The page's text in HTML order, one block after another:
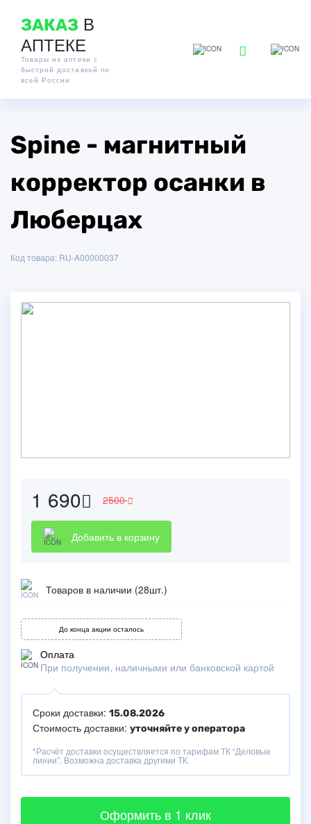
ЗАКАЗ В
АПТЕКЕ
Товары из аптеки с
быстрой доставкой по
всей России
Spine - магнитный
корректор осанки в
Люберцах
Код товара: RU-A00000037
1 690 2500
Добавить в корзину
Товаров в наличии (28шт.)
До конца акции осталось
Оплата
При получении, наличными или банковской картой
Сроки доставки: 15.08.2026
Стоимость доставки: уточняйте у оператора
*Расчёт доставки осуществляется по тарифам ТК “Деловые
линии”. Возможна доставка другими ТК.
Оформить в 1 клик